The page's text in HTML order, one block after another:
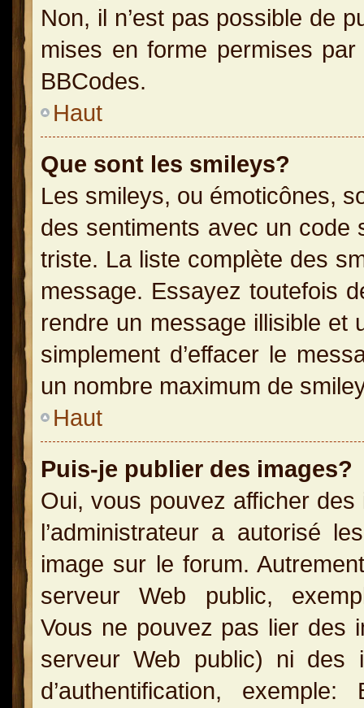
Non, il n’est pas possible de
mises en forme permises
BBCodes.
Haut
Que sont les smileys?
Les smileys, ou émoticônes,
des sentiments avec un code
triste. La liste complète des
message. Essayez toutefois
rendre un message illisible et
simplement d’effacer le
un nombre maximum de
Haut
Puis-je publier des images?
Oui, vous pouvez afficher
l’administrateur a autorisé
image sur le forum.
serveur Web public,
Vous ne pouvez pas lier des
serveur Web public) ni des
d’authentification,